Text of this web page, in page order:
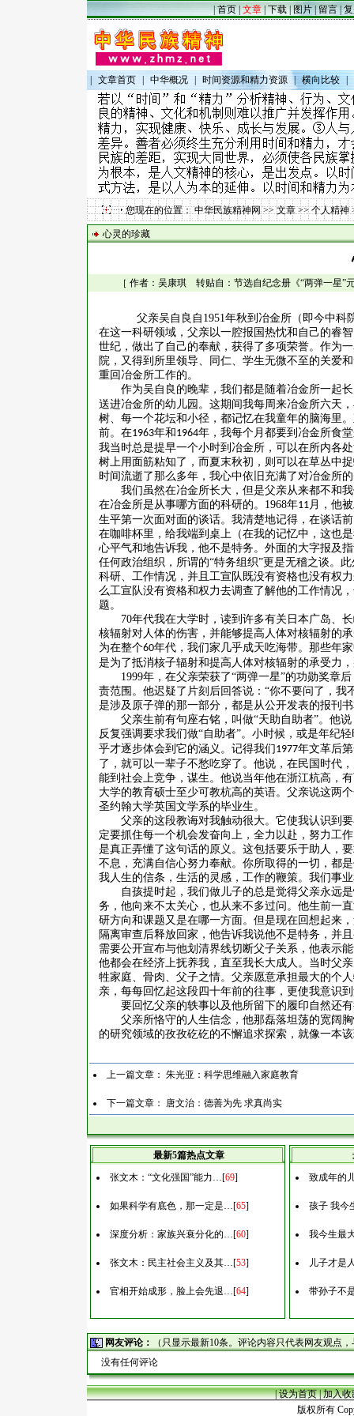
|首页|文章|下载| 图片|留言|
文章首页 中华概况 时间资源和精力资源 | 横向比较
您现在的位置：中华民族精神网>>文章>>个人精神
心灵的珍藏
［ 作者：吴康琪 转贴自：节选自纪念册《“两弹一星
父亲吴自良自 1951年秋到冶金所（即今中科
在这一科研领域，父亲以一腔报国热忱和自己的睿
世纪，做出了自己的奉献，获得了多项荣誉。作为
院，又得到所里领导、同仁、学生无微不至的关爱
重回冶金所工作的。
作为吴自良的晚辈，我们都是随着冶金所一起
送进冶金所的幼儿园。这期间我每周来冶金所六天
树、每一个花坛和小径，都记忆在我童年的脑海里
前。在1963年和 1964年，我每个月都要到冶金所食
我当时总是提早一个小时到冶金所，可以在所内各
树上用面筋粘知了，而夏末秋初，则可以在草丛中
时间流逝了那么多年，我心中依旧充满了对冶金所
我们虽然在冶金所长大，但是父亲从来都不和
在冶金所是从事哪方面的科研的。 1968年11月，他
生平第一次面对面的谈话。我清楚地记得，在谈话
在咖啡杯里，给我端到桌上（在我的记忆中，这也
心平气和地告诉我，他不是特务。外面的大字报及
任何政治组织，所谓的“特务组织”更是无稽之谈。
科研、工作情况，并且工宣队既没有资格也没有权
么工宣队没有资格和权力去调查了解他的工作情况
题。
70年代我在大学时，读到许多有关日本广岛、
核辐射对人体的伤害，并能够提高人体对核辐射的
为在整个60年代，我们家几乎成天吃海带。那些年
是为了抵消核子辐射和提高人体对核辐射的承受力
1999年，在父亲荣获了“两弹一星”的功勋奖章
责范围。他迟疑了片刻后回答说：“你不要问了，
是涉及原子弹的那一部分，都是从公开发表的报刊
父亲生前有句座右铭，叫做“天助自助者”。他
反复强调要求我们做“自助者”。小时候，或是年纪
乎才逐步体会到它的涵义。记得我们 1977年文革后
了，就可以一辈子不愁吃穿了。他说，在民国时代
能到社会上竞争，谋生。他说当年他在浙江杭高，
大学的教育硕士至少可教杭高的英语。父亲说这两
圣约翰大学英国文学系的毕业生。
父亲的这段教诲对我触动很大。它使我认识到
定要抓住每一个机会发奋向上，全力以赴，努力工
是真正弄懂了这句话的原义。这包括要乐于助人，
不息，充满自信心努力奉献。你所取得的一切，都
我人生的信条，生活的灵感，工作的鞭策。我们事
自孩提时起，我们做儿子的总是觉得父亲永远
务，他向来不太关心，也从来不多过问。他生前一
研方向和课题又是在哪一方面。但是现在回想起来
隔离审查后释放回家，他告诉我说他不是特务，并
需要公开宣布与他划清界线切断父子关系，他表示
他都会在经济上抚养我，直至我长大成人。当时父
牲家庭、骨肉、父子之情。父亲愿意承担最大的个
亲，每每回忆起这段四十年前的往事，更使我意识
要回忆父亲的轶事以及他所留下的履印自然还
父亲所恪守的人生信念，他那磊落坦荡的宽阔
的研究领域的孜孜矻矻的不懈追求探索，就像一本
上一篇文章： 朱光亚：科学思维融入家庭教育
下一篇文章： 唐文治：德善为先 求真尚实
最新5篇热点文章
张文木：“文化强国”能力…[69]
如果科学有底色，那一定是…[65]
深度分析：家族兴衰分化的…[60]
张文木：民主社会主义及其…[53]
官相开始成形，脸上会先退…[64]
致成年的
孩子 我今
我今生最
儿子才是
带孙子不
网友评论：
（只显示最新10条。评论内容只代表网友观点
没有任何评论
|设为首页|加入收
版权所有